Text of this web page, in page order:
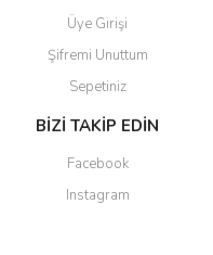
Üye Girişi
Şifremi Unuttum
Sepetiniz
BİZİ TAKİP EDİN
Facebook
Instagram